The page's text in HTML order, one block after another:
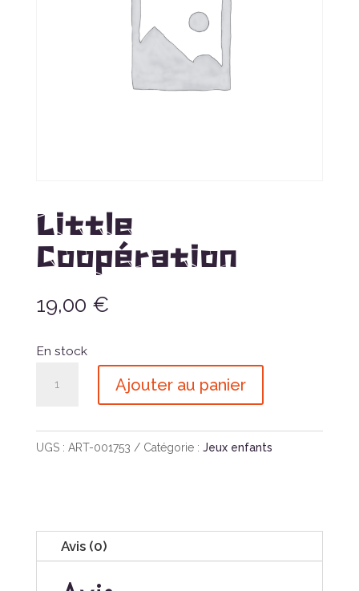
Little
Coopération
19,00 €
En stock
Coopération
Ajouter au panier
UGS : ART-001753 Catégorie : Jeux enfants
Avis (0)